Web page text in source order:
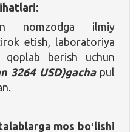
nomzodga ilmiy
etish, laboratoriya
berish uchun
3264 USD)gacha pul
mos boʻlishi